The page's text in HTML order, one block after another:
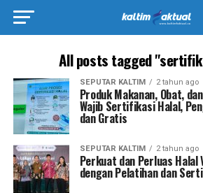
All posts tagged
SEPUTAR KALTIM 2 tahun ago
Produk Makanan, Obat,
Wajib Sertifikasi Halal,
dan Gratis
SEPUTAR KALTIM 2 tahun ago
Perkuat dan Perluas Halal
dengan Pelatihan dan